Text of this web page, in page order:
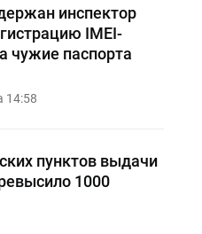
инспектор
IMEI-
чужие паспорта
14:58
пунктов выдачи
1000